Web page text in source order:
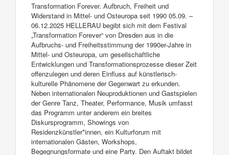
Transformation Forever. Aufbruch, Freiheit und
Widerstand in Mittel- und Osteuropa seit 1990 05.09. –
06.12.2025 HELLERAU begibt sich mit dem Festival
„Transformation Forever“ von Dresden aus in die
Aufbruchs- und Freiheitsstimmung der 1990er-Jahre in
Mittel- und Osteuropa, um gesellschaftliche
Entwicklungen und Transformationsprozesse dieser Zeit
offenzulegen und deren Einfluss auf künstlerisch-
kulturelle Phänomene der Gegenwart zu erkunden.
Neben internationalen Neuproduktionen und Gastspielen
der Genre Tanz, Theater, Performance, Musik umfasst
das Programm unter anderem ein breites
Diskursprogramm, Showings von
Residenzkünstler*innen, ein Kulturforum mit
internationalen Gästen, Workshops,
Begegnungsformate und eine Party. Den Auftakt bildet